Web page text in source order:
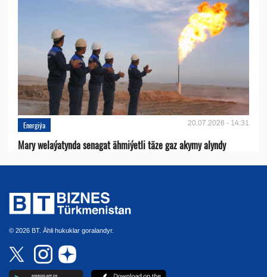
Energiýa 20.07.2026 - 14:31
Mary welaýatynda senagat ähmiýetli täze gaz akymy alyndy
© 2026 BT. Ähli hukuklar goralandyr.